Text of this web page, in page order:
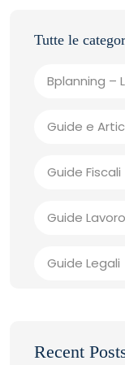
Bplanning –
Guide e
Guide Fiscali
Guide Lavoro
Guide Legali
Recent